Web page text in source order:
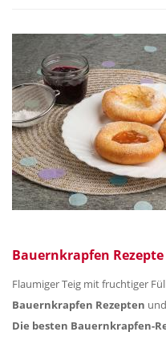
Bauernkrapfen Rezepte
Flaumiger Teig mit fruchtiger
Bauernkrapfen Rezepten
Die besten Bauernkrapfen-